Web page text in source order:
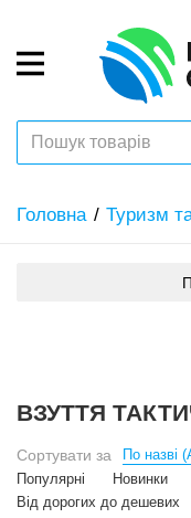
Головна Туризм
ВЗУТТЯ
Сортувати за По назві
Популярні
Новинки
Від дорогих до дешевих